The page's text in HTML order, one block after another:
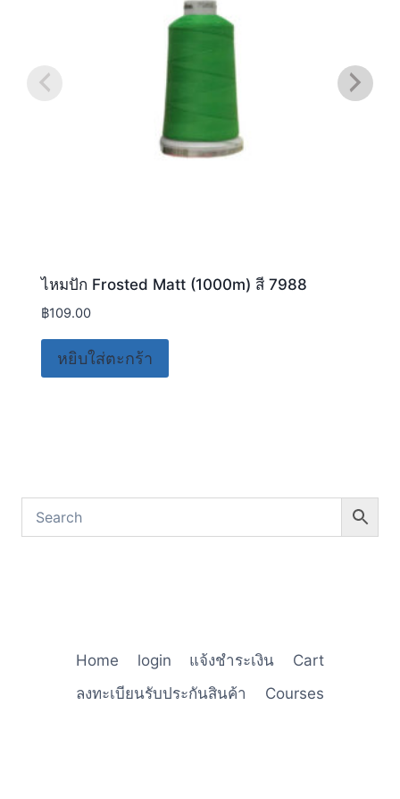
ไหมปัก Frosted Matt (1000m) สี 7988
฿109.00
หยิบใส่ตะกร้า
Home login แจ้งชำระเงิน
Cart
ลงทะเบียนรับประกันสินค้า
Courses